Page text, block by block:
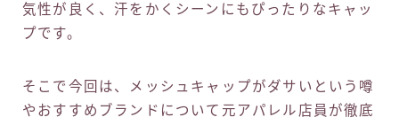
気性が良く、汗をかくシーンにもぴったりなキャッ
プです。
そこで今回は、メッシュキャップがダサいという噂
やおすすめブランドについて元アパレル店員が徹底